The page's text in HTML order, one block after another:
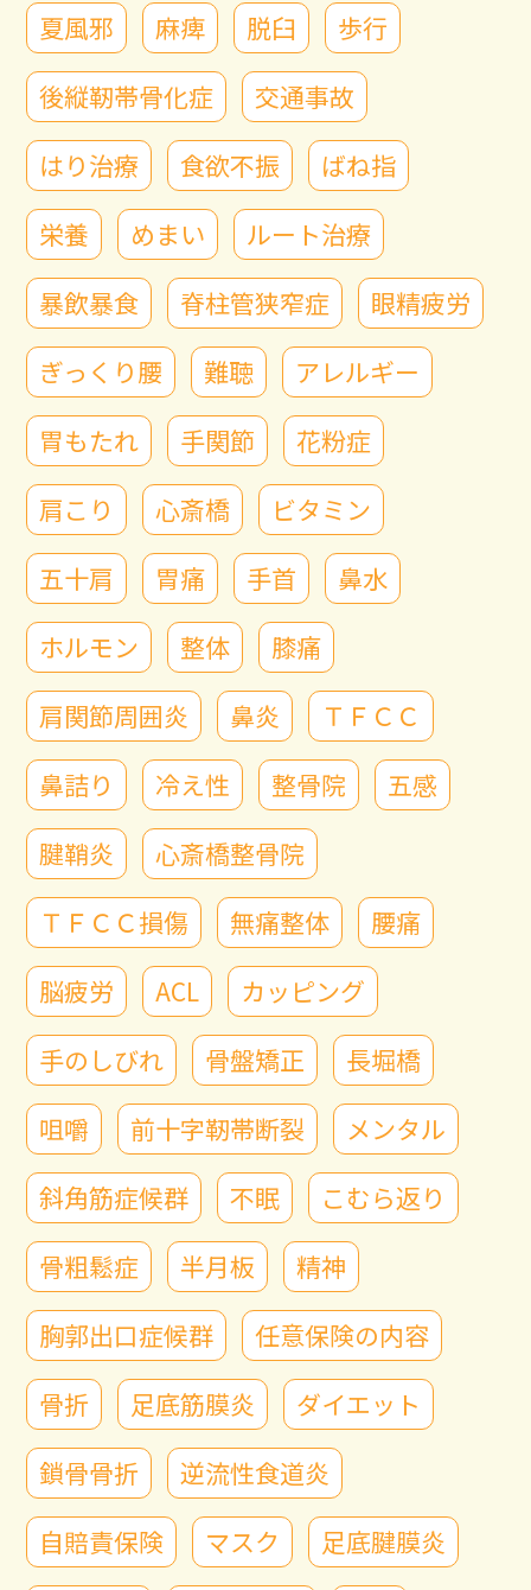
夏風邪 麻痺 脱臼
歩行
後縦靭帯骨化症
交通事故
はり治療
食欲不振
ばね指
栄養
めまい
ルート治療
暴飲暴食
脊柱管狭窄症
眼精疲労
ぎっくり腰
難聴
アレルギー
胃もたれ
手関節
花粉症
肩こり
心斎橋
ビタミン
五十肩
胃痛 手首
鼻水
ホルモン
整体
膝痛
肩関節周囲炎
鼻炎
ＴＦＣＣ
鼻詰り
冷え性 整骨院
五感
腱鞘炎
心斎橋整骨院
ＴＦＣＣ損傷
無痛整体
腰痛
脳疲労
ACL
カッピング
手のしびれ
骨盤矯正
長堀橋
咀嚼
前十字靭帯断裂
メンタル
斜角筋症候群
不眠
こむら返り
骨粗鬆症
半月板
精神
胸郭出口症候群
任意保険の内容
骨折
足底筋膜炎
ダイエット
鎖骨骨折
逆流性食道炎
自賠責保険
マスク
足底腱膜炎